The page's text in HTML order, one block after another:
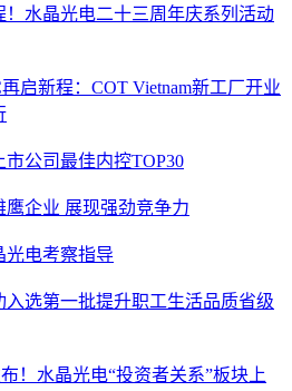
！水晶光电二十三周年庆系列活动
启新程：COT Vietnam新工厂开业
公司最佳内控TOP30
企业 展现强劲竞争力
光电考察指导
选第一批提升职工生活品质省级
！水晶光电“投资者关系”板块上